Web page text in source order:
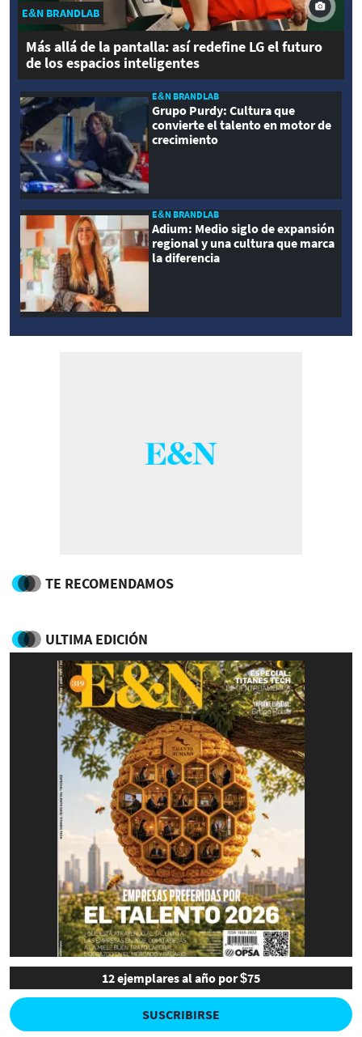
E&N BRANDLAB
Más allá de la pantalla: así redefine LG el futuro
de los espacios inteligentes
E&N BRANDLAB
Grupo Purdy: Cultura que
convierte el talento en motor de
crecimiento
E&N BRANDLAB
Adium: Medio siglo de expansión
regional y una cultura que marca
la diferencia
TE RECOMENDAMOS
ULTIMA EDICIÓN
12 ejemplares al año por $75
SUSCRIBIRSE